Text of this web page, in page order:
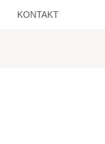
KONTAKT